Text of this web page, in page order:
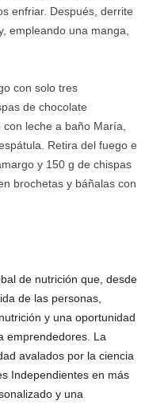
enfriar. Después, derrite
empleando una manga,
con solo tres
de chocolate
leche a baño María,
Retira del fuego e
y 150 g de chispas
brochetas y báñalas con
de nutrición que, desde
de las personas,
y una oportunidad
emprendedores. La
avalados por la ciencia
Independientes en más
y una